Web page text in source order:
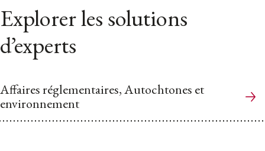
Explorer les solutions
d’experts
Affaires réglementaires, Autochtones et
environnement